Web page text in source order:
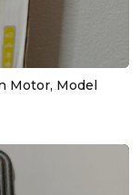
Motor, Model